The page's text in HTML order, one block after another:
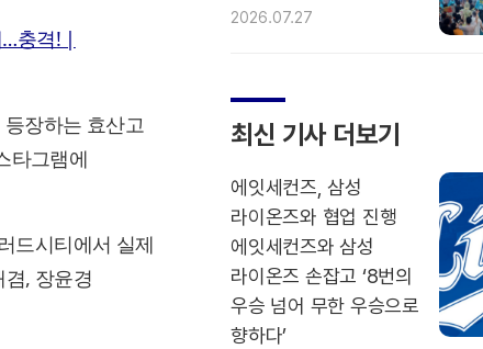
…충격! |
등장하는 효산고
타그램에
드시티에서 실제
, 장윤경
2026.07.27
최신 기사 더보기
에잇세컨즈, 삼성
라이온즈와 협업 진행
에잇세컨즈와 삼성
라이온즈 손잡고 ‘8번의
우승 넘어 무한 우승으로
향하다’